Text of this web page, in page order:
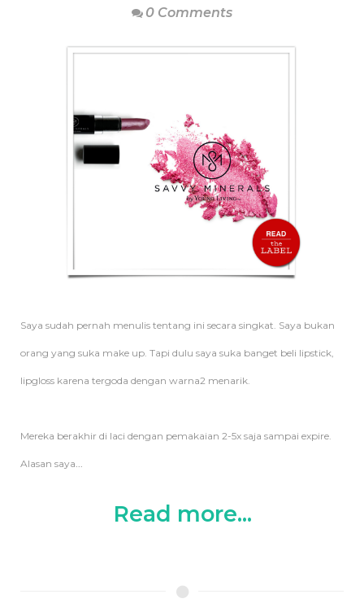
0 Comments
Saya sudah pernah menulis tentang ini secara singkat. Saya bukan
orang yang suka make up. Tapi dulu saya suka banget beli lipstick,
lipgloss karena tergoda dengan warna2 menarik.
Mereka berakhir di laci dengan pemakaian 2-5x saja sampai expire.
Alasan saya
Read more...